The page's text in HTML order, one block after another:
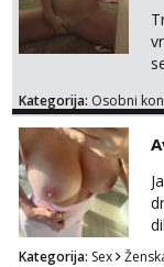
Kategorija: Osobni
Kategorija: Sex